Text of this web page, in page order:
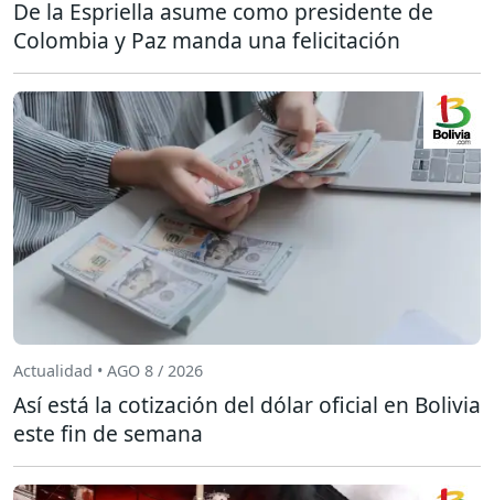
De la Espriella asume como presidente de
Colombia y Paz manda una felicitación
Actualidad • AGO 8 / 2026
Así está la cotización del dólar oficial en Bolivia
este fin de semana